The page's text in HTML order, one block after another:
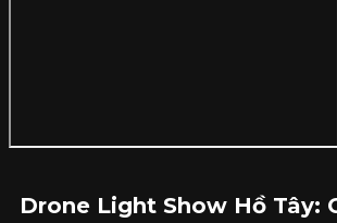
Drone Light Show Hồ Tây: